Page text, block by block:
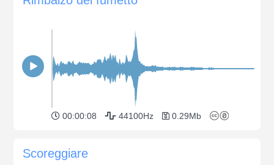
00:00:08 44100Hz 0.29Mb
Scoreggiare